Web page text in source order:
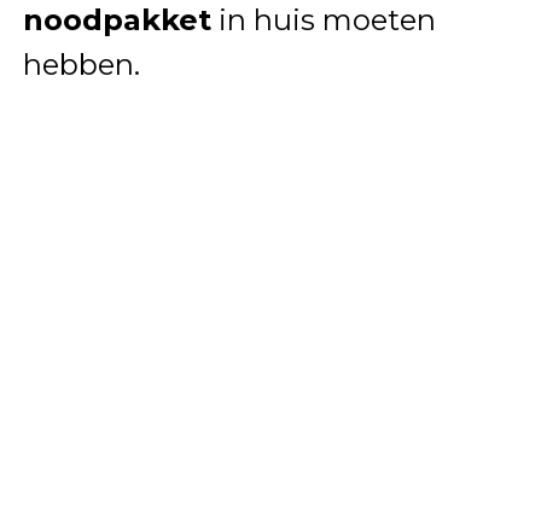
noodpakketin huis moeten
hebben.